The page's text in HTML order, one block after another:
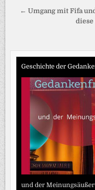
← Umgang mit Fifa
diese
Geschichte der
und der